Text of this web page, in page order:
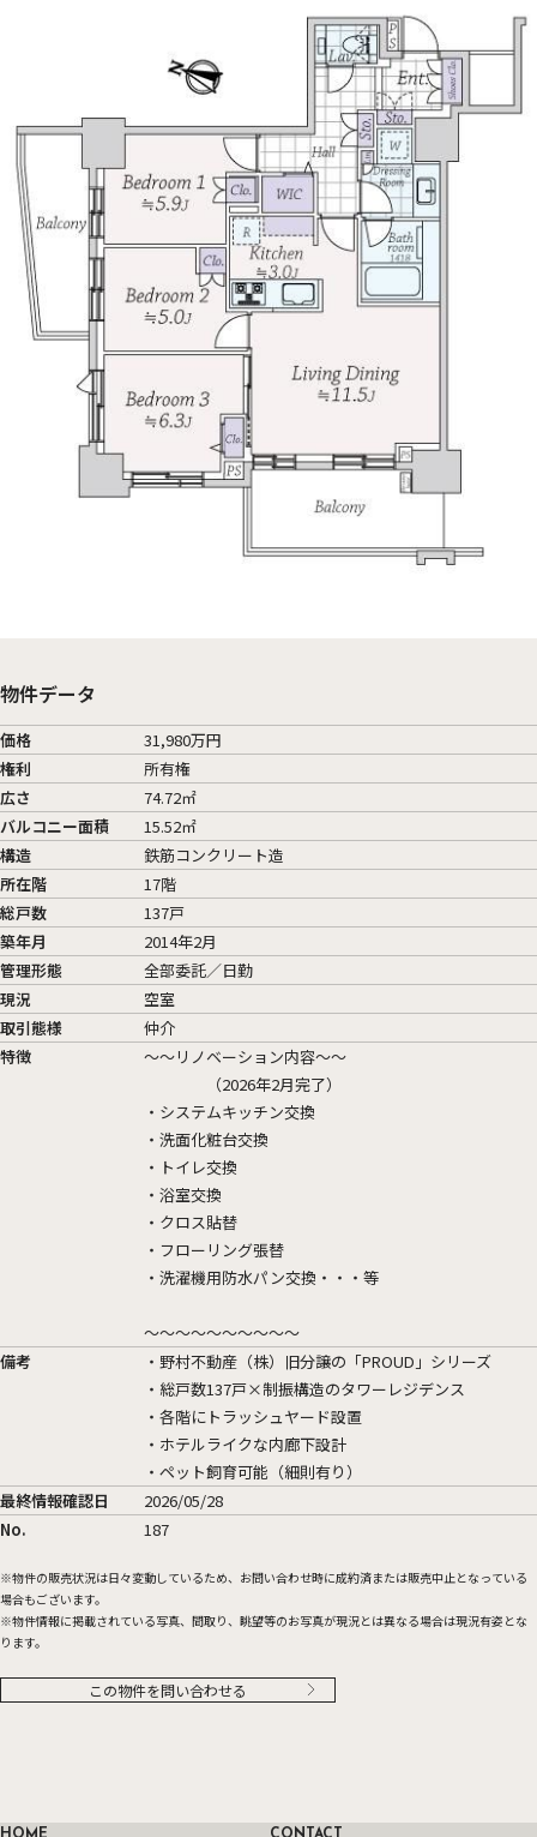
物件データ
価格
31,980万円
権利
所有権
広さ
74.72㎡
バルコニー面積
15.52㎡
構造
鉄筋コンクリート造
所在階
17階
総戸数
137戸
築年月
2014年2月
管理形態
全部委託／日勤
現況
空室
取引態様
仲介
特徴
～～リノベーション内容～～
（2026年2月完了）
・システムキッチン交換
・洗面化粧台交換
・トイレ交換
・浴室交換
・クロス貼替
・フローリング張替
・洗濯機用防水パン交換・・・等
～～～～～～～～～～
備考
・野村不動産（株）旧分譲の「PROUD」シリーズ
・総戸数137戸×制振構造のタワーレジデンス
・各階にトラッシュヤード設置
・ホテルライクな内廊下設計
・ペット飼育可能（細則有り）
最終情報確認日
2026/05/28
No.
187
物件の販売状況は日々変動しているため、お問い合わせ時に成約済または販売中止となっている
場合もございます。
物件情報に掲載されている写真、間取り、眺望等のお写真が現況とは異なる場合は現況有姿とな
ります。
この物件を問い合わせる